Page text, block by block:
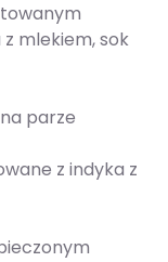
mlekiem, sok
parze
z indyka z